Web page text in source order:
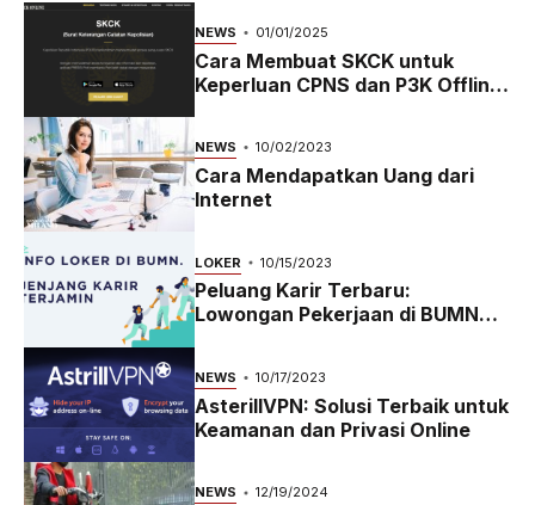
NEWS 01/01/2025
Cara Membuat SKCK untuk
Keperluan CPNS dan P3K Offline
NEWS 10/02/2023
Cara Mendapatkan Uang dari
Internet
LOKER 10/15/2023
Peluang Karir Terbaru:
Lowongan Pekerjaan di BUMN
NEWS 10/17/2023
AsterillVPN: Solusi Terbaik untuk
Keamanan dan Privasi Online
NEWS 12/19/2024